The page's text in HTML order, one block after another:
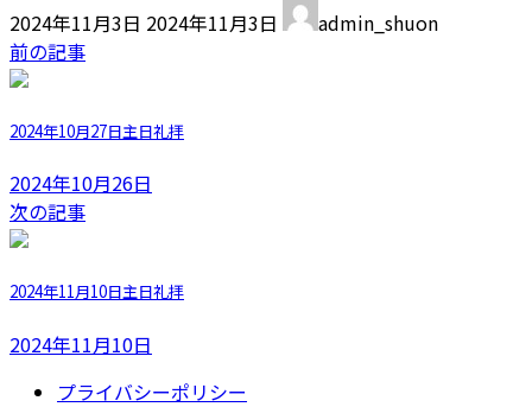
2024年11月3日 終
日
:
2024年11月3日
admin_shuon
前の記事
2024年10月27日主日礼拝
2024年10月26日
次の記事
2024年11月10日主日礼拝
2024年11月10日
プライバシーポリシー